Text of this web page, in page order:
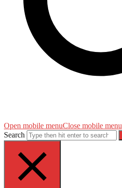
Open mobile menuClose mobile menu
Search